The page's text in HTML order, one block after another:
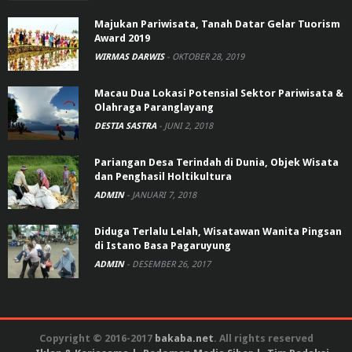
Majukan Pariwisata, Tanah Datar Gelar Tuorism
Award 2019
WIRMAS DARWIS - OKTOBER 28, 2019
Macau Dua Lokasi Potensial Sektor Pariwisata &
Olahraga Paranglayang
DESTIA SASTRA - JUNI 2, 2018
Pariangan Desa Terindah di Dunia, Objek Wisata
dan Penghasil Holtikultura
ADMIN - JANUARI 7, 2018
Diduga Terlalu Lelah, Wisatawan Wanita Pingsan
di Istano Basa Pagaruyung
ADMIN - DESEMBER 26, 2017
Copyright © 2016-2017 bakaba.net. All rights reserved